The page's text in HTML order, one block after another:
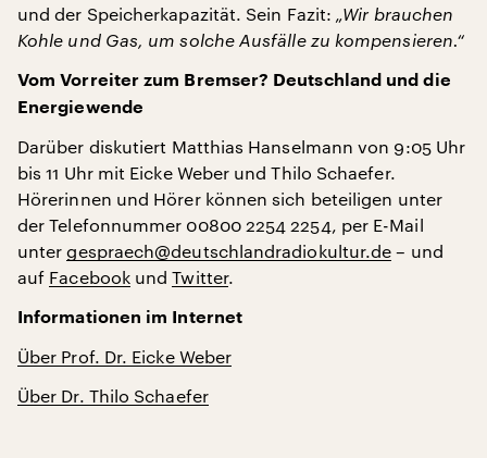
und der Speicherkapazität. Sein Fazit: „Wir brauchen
Kohle und Gas, um solche Ausfälle zu kompensieren.“
Vom Vorreiter zum Bremser? Deutschland und die
Energiewende
Darüber diskutiert Matthias Hanselmann von 9:05 Uhr
bis 11 Uhr mit Eicke Weber und Thilo Schaefer.
Hörerinnen und Hörer können sich beteiligen unter
der Telefonnummer 00800 2254 2254, per E-Mail
untergespraech@deutschlandradiokultur.de – und
auf FacebookundTwitter.
Informationen im Internet
Über Prof. Dr. Eicke Weber
Über Dr. Thilo Schaefer